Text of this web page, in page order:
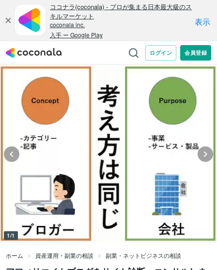
1/1
ホーム 資産運用・副業の相談 副業・ネットビジネスの相談